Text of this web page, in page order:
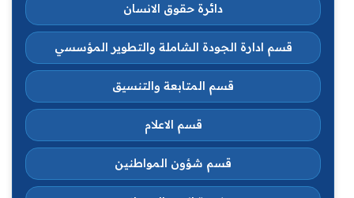
دائرة حقوق الانسان
قسم ادارة الجودة الشاملة والتطوير المؤسسي
قسم المتابعة والتنسيق
قسم الاعلام
قسم شؤون المواطنين